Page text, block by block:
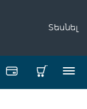
Տեսնել